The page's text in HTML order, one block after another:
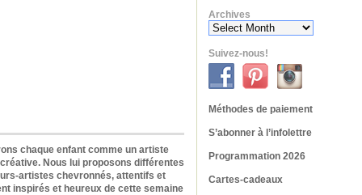
chaque enfant comme un artiste
Nous lui proposons différentes
artistes chevronnés, attentifs et
inspirés et heureux de cette semaine
Archives
Suivez-nous!
Méthodes de paiement
S’abonner à l’infolettre
Programmation 2026
Cartes-cadeaux